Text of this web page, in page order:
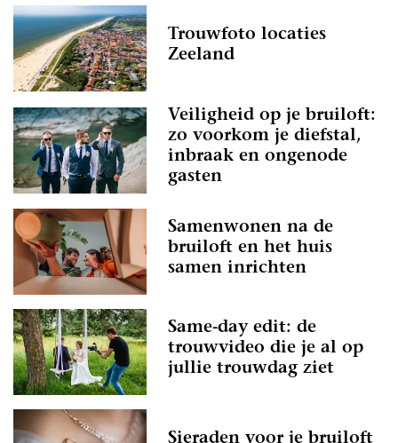
Trouwfoto locaties
Zeeland
Veiligheid op je bruiloft:
zo voorkom je diefstal,
inbraak en ongenode
gasten
Samenwonen na de
bruiloft en het huis
samen inrichten
Same-day edit: de
trouwvideo die je al op
jullie trouwdag ziet
Sieraden voor je bruiloft